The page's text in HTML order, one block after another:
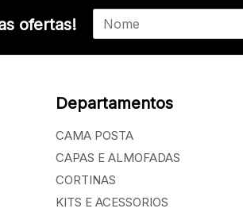
ofertas!
Departamentos
CAMA POSTA
CAPAS E ALMOFADAS
CORTINAS
KITS E ACESSORIOS